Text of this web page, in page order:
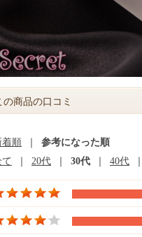
の商品の口コミ
着順
参考になった順
20代 30代 40代